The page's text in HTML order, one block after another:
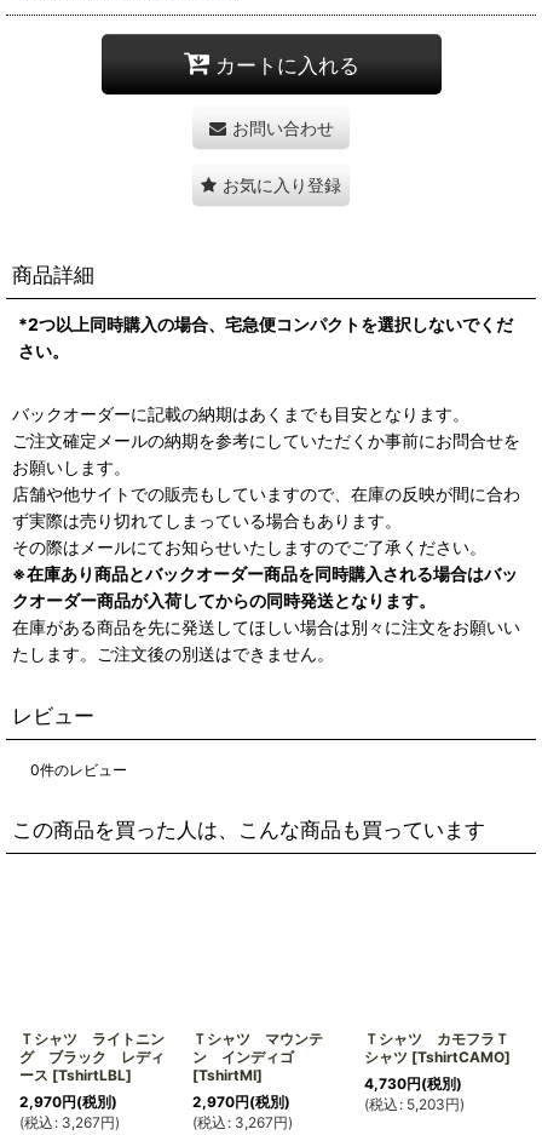
カートに入れる
お問い合わせ
お気に入り登録
商品詳細
*2つ以上同時購入の場合、宅急便コンパクトを選択しないでくだ
さい。
バックオーダーに記載の納期はあくまでも目安となります。
ご注文確定メールの納期を参考にしていただくか事前にお問合せを
お願いします。
店舗や他サイトでの販売もしていますので、在庫の反映が間に合わ
ず実際は売り切れてしまっている場合もあります。
その際はメールにてお知らせいたしますのでご了承ください。
※在庫あり商品とバックオーダー商品を同時購入される場合はバッ
クオーダー商品が入荷してからの同時発送となります。
在庫がある商品を先に発送してほしい場合は別々に注文をお願いい
たします。ご注文後の別送はできません。
レビュー
0件のレビュー
この商品を買った人は、こんな商品も買っています
Ｔシャツ ライトニン
グ ブラック レディ
ース [TshirtLBL]
2,970円(税別)
(税込 : 3,267円)
Ｔシャツ マウンテ
ン インディゴ
[TshirtMI]
2,970円(税別)
(税込 : 3,267円)
Ｔシャツ カモフラＴ
シャツ [TshirtCAMO]
4,730円(税別)
(税込 : 5,203円)